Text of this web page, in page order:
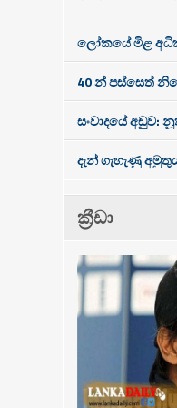
ලෝකයේ මිළ
40 න් පස්සෙත්
සංවාදයේ අඩුව:
දැන් ගැහැණු
ක්‍රීඩා